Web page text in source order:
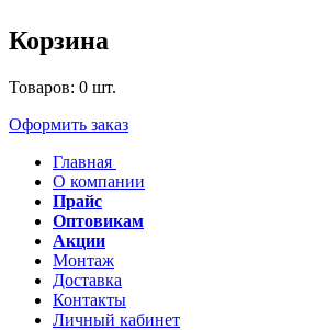
Корзина
Товаров: 0 шт.
Оформить заказ
Главная
О компании
Прайс
Оптовикам
Акции
Монтаж
Доставка
Контакты
Личный кабинет